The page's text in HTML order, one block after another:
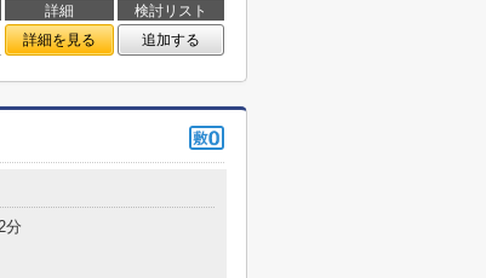
詳細
検討リスト
詳細を見る 追加する
分